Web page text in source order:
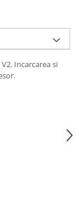
Incarcarea si